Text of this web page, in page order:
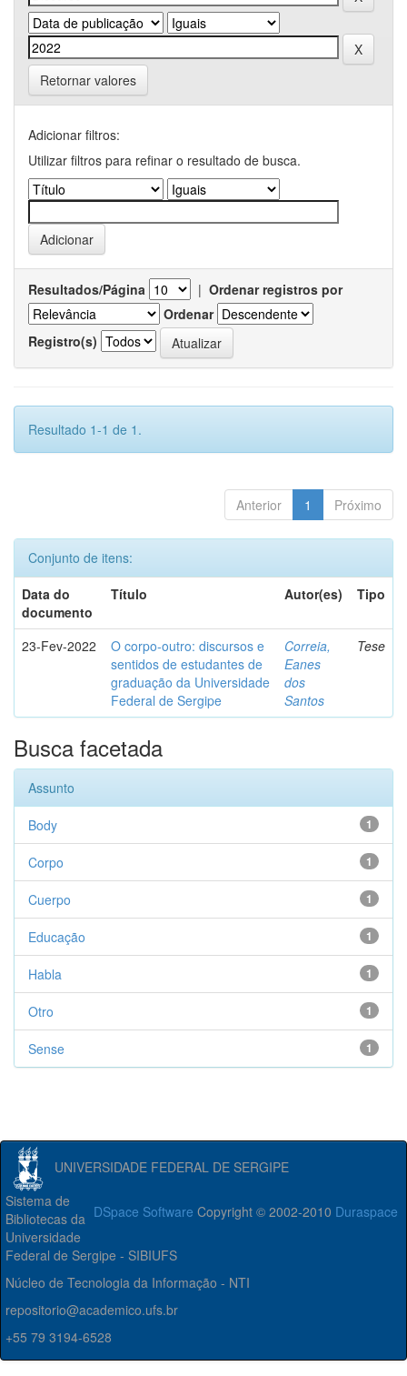
Retornar valores
Adicionar filtros:
Utilizar filtros para refinar o resultado de busca.
Resultados/Página | Ordenar registros por
Ordenar
Registro(s)
Resultado 1-1 de 1.
Anterior 1 Próximo
Conjunto de itens:
Data do
documento
Título Autor(es) Tipo
23-Fev-2022
O corpo-outro: discursos e
sentidos de estudantes de
graduação da Universidade
Federal de Sergipe
Correia,
Eanes
dos
Santos
Tese
Busca facetada
Assunto
1
Body
1
Corpo
1
Cuerpo
1
Educação
1
Habla
1
Otro
1
Sense
UNIVERSIDADE FEDERAL DE SERGIPE
DSpace Software Copyright © 2002-2010 Duraspace
Sistema de
Bibliotecas da
Universidade
Federal de Sergipe - SIBIUFS
Núcleo de Tecnologia da Informação - NTI
repositorio@academico.ufs.br
+55 79 3194-6528